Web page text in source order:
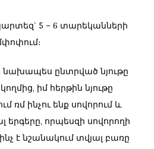
5 – 6 տարեկանների
ընտրված նյութը
իմ հերթին նյութը
ռմ ինչու ենք սովորում և
երգերը, որպեսզի սովորողի
է նշանակում տվյալ բառը